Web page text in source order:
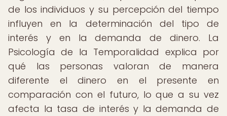
de los individuos y su percepción del tiempo
influyen en la determinación del tipo de
interés y en la demanda de dinero. La
Psicología de la Temporalidad explica por
qué las personas valoran de manera
diferente el dinero en el presente en
comparación con el futuro, lo que a su vez
afecta la tasa de interés y la demanda de